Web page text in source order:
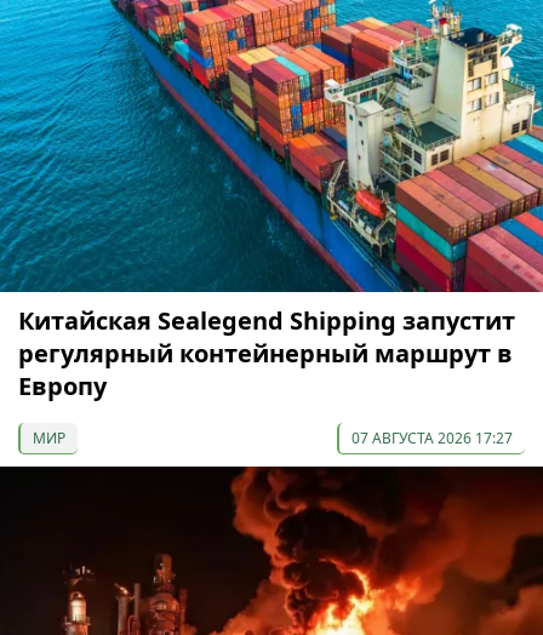
Китайская Sealegend Shipping запустит
регулярный контейнерный маршрут в
Европу
МИР 07 АВГУСТА 2026 17:27